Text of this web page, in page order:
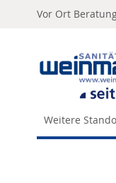
Vor Ort
Weitere